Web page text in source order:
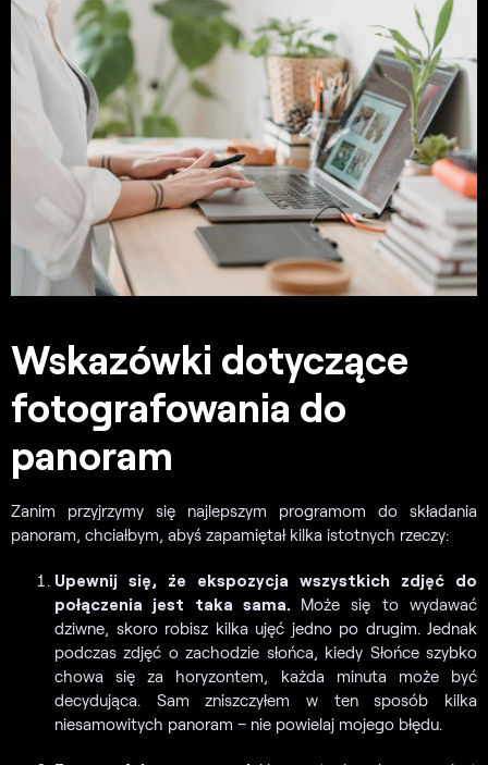
Wskazówki dotyczące
fotografowania do
panoram
Zanim przyjrzymy się najlepszym programom do składania
panoram, chciałbym, abyś zapamiętał kilka istotnych rzeczy:
Upewnij się, że ekspozycja wszystkich zdjęć do
połączenia jest taka sama. Może się to wydawać
dziwne, skoro robisz kilka ujęć jedno po drugim. Jednak
podczas zdjęć o zachodzie słońca, kiedy Słońce szybko
chowa się za horyzontem, każda minuta może być
decydująca. Sam zniszczyłem w ten sposób kilka
niesamowitych panoram – nie powielaj mojego błędu.